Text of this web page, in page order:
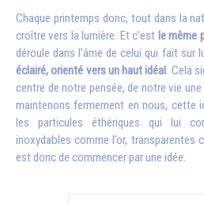
Chaque printemps donc, tout dans la
croître vers la lumière. Et c’est le même
déroule dans l’âme de celui qui fait sur
éclairé, orienté vers un haut idéal. Cela
centre de notre pensée, de notre vie
maintenons fermement en nous, cette
les particules éthériques qui lui
inoxydables comme l’or,
est donc de commencer par une idée.